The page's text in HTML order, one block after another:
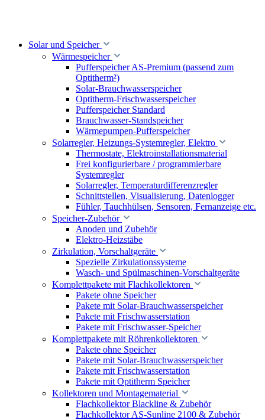
Solar und Speicher
Wärmespeicher
Pufferspeicher AS-Premium (passend zum
Optitherm²)
Solar-Brauchwasserspeicher
Optitherm-Frischwasserspeicher
Pufferspeicher Standard
Brauchwasser-Standspeicher
Wärmepumpen-Pufferspeicher
Solarregler, Heizungs-Systemregler, Elektro
Thermostate, Elektroinstallationsmaterial
Frei konfigurierbare / programmierbare
Systemregler
Solarregler, Temperaturdifferenzregler
Schnittstellen, Visualisierung, Datenlogger
Fühler, Tauchhülsen, Sensoren, Fernanzeige etc.
Speicher-Zubehör
Anoden und Zubehör
Elektro-Heizstäbe
Zirkulation, Vorschaltgeräte
Spezielle Zirkulationssysteme
Wasch- und Spülmaschinen-Vorschaltgeräte
Komplettpakete mit Flachkollektoren
Pakete ohne Speicher
Pakete mit Solar-Brauchwasserspeicher
Pakete mit Frischwasserstation
Pakete mit Frischwasser-Speicher
Komplettpakete mit Röhrenkollektoren
Pakete ohne Speicher
Pakete mit Solar-Brauchwasserspeicher
Pakete mit Frischwasserstation
Pakete mit Optitherm Speicher
Kollektoren und Montagematerial
Flachkollektor Blackline & Zubehör
Flachkollektor AS-Sunline 2100 & Zubehör